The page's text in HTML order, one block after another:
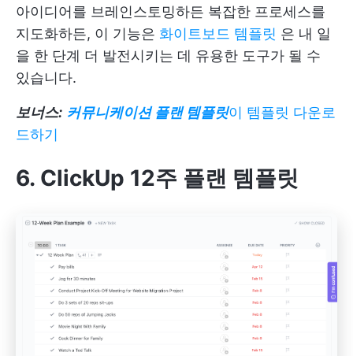
아이디어를 브레인스토밍하든 복잡한 프로세스를
지도화하든, 이 기능은 화이트보드 템플릿 은 내 일
을 한 단계 더 발전시키는 데 유용한 도구가 될 수
있습니다.
보너스: 커뮤니케이션 플랜 템플릿이 템플릿 다운로
드하기
6. ClickUp 12주 플랜 템플릿